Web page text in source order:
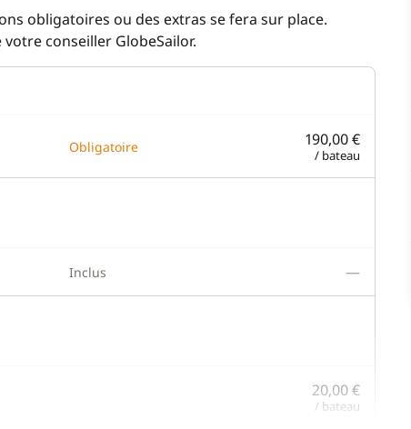
obligatoires ou des extras se fera sur place.
conseiller GlobeSailor.
Obligatoire 190,00 €
/ bateau
Inclus —
20,00 €
/ bateau